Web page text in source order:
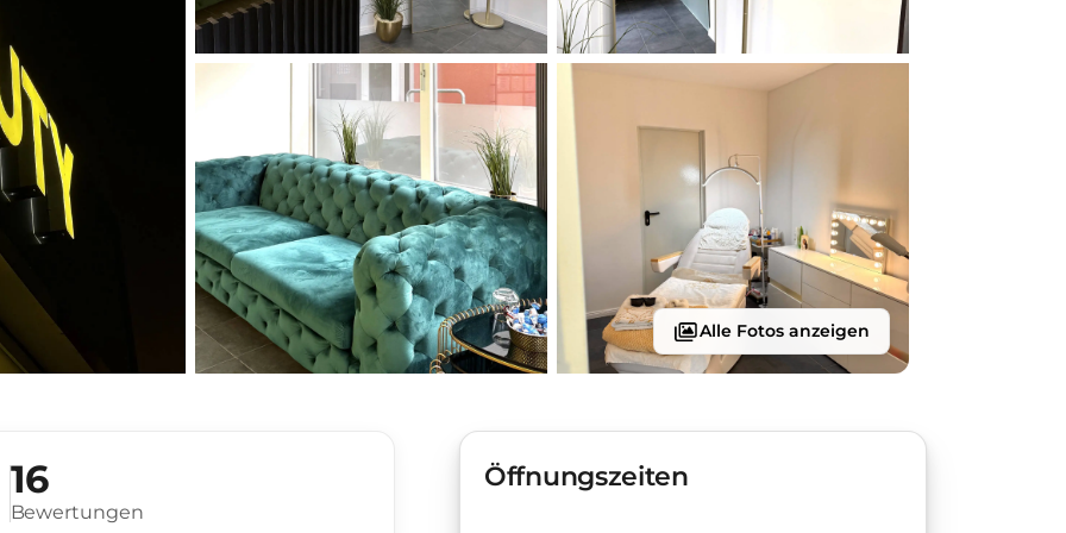
Alle Fotos anzeigen
16
Bewertungen
Öffnungszeiten